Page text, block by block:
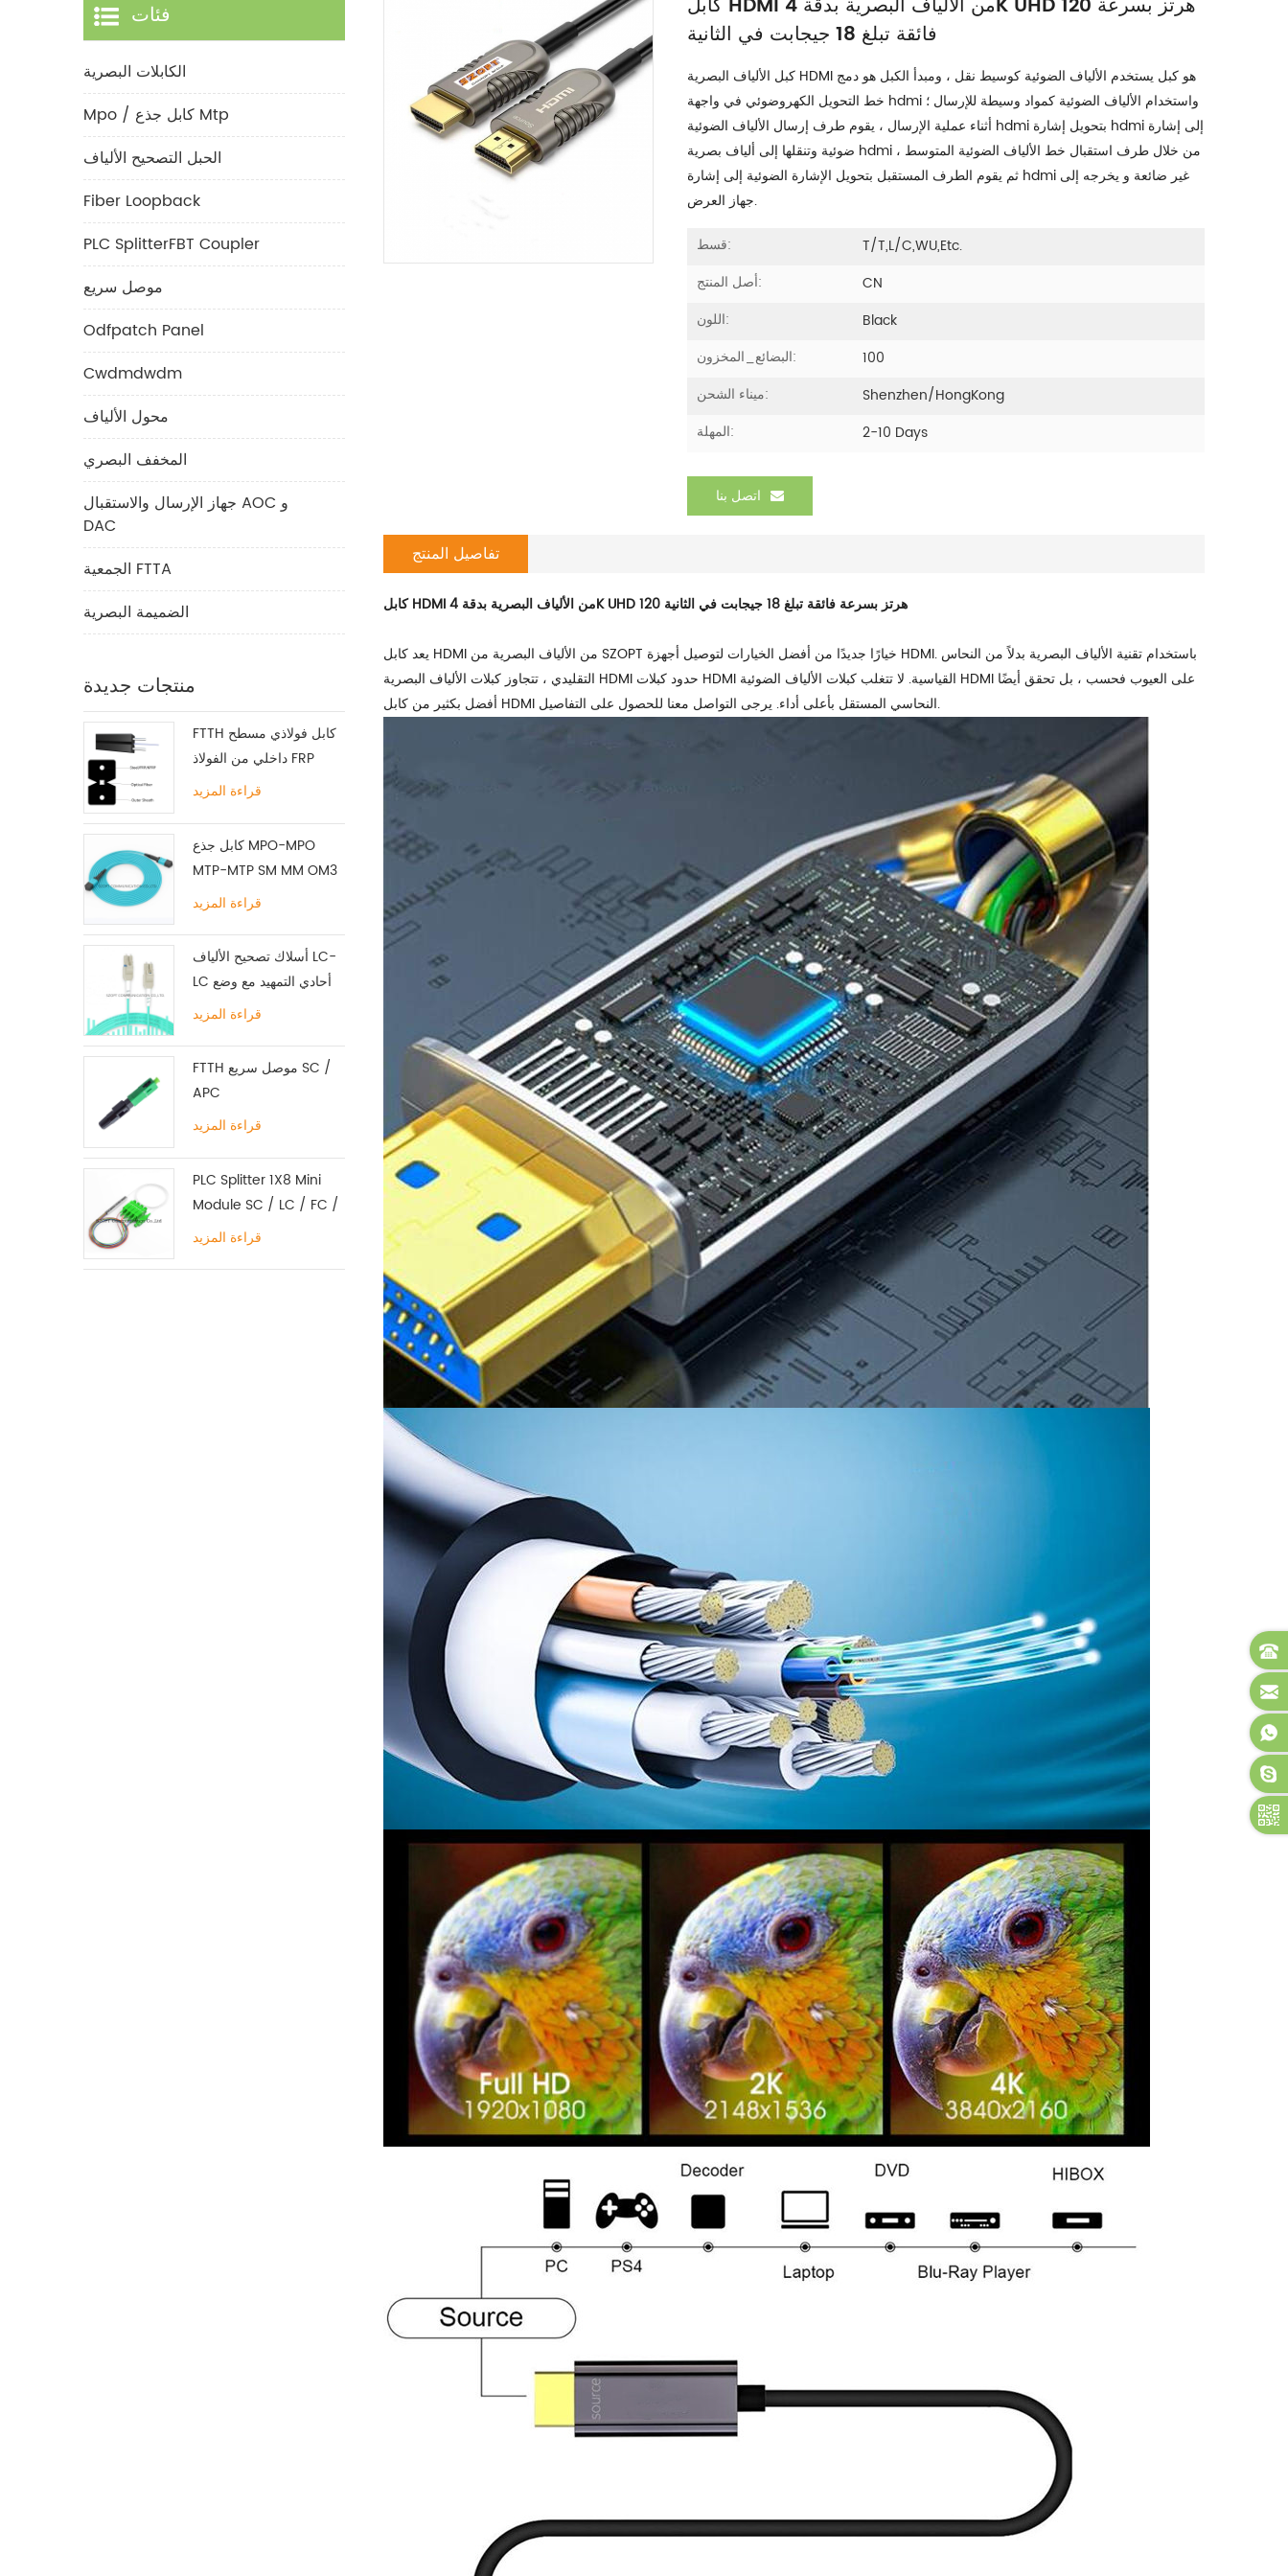
فئات
الكابلات البصرية
Mpo / كابل جذع Mtp
الحبل التصحيح الألياف
Fiber Loopback
PLC SplitterFBT Coupler
موصل سريع
Odfpatch Panel
Cwdmdwdm
محول الألياف
المخفف البصري
جهاز الإرسال والاستقبال AOC و
DAC
الجمعية FTTA
الضميمة البصرية
منتجات جديدة
FTTH كابل فولاذي مسطح
داخلي من الفولاذ FRP
KFRP
قراءة المزيد
كابل جذع MPO-MPO
MTP-MTP SM MM OM3
OM4 OM5 12/16 / 24C
قراءة المزيد
أسلاك تصحيح الألياف LC-
LC أحادي التمهيد مع وضع
علامة تبويب واحدة متعددة
قراءة المزيد
FTTH موصل سريع SC /
APC
قراءة المزيد
PLC Splitter 1X8 Mini
Module SC / LC / FC /
ST UPC APC
قراءة المزيد
كابل HDMI من الألياف البصرية بدقة 4K UHD 120 هرتز بسرعة
فائقة تبلغ 18 جيجابت في الثانية
كبل الألياف البصرية HDMI هو كبل يستخدم الألياف الضوئية كوسيط نقل ، ومبدأ الكبل هو دمج
خط التحويل الكهروضوئي في واجهة hdmi واستخدام الألياف الضوئية كمواد وسيطة للإرسال ؛
أثناء عملية الإرسال ، يقوم طرف إرسال الألياف الضوئية hdmi بتحويل إشارة hdmi إلى إشارة
ضوئية وتنقلها إلى ألياف بصرية hdmi من خلال طرف استقبال خط الألياف الضوئية المتوسط ​​،
ثم يقوم الطرف المستقبل بتحويل الإشارة الضوئية إلى إشارة hdmi غير ضائعة و يخرجه إلى
جهاز العرض.
قسط:
T/T,L/C,WU,etc.
أصل المنتج:
CN
اللون:
Black
البضائع_المخزون:
100
ميناء الشحن:
Shenzhen/HongKong
المهلة:
2-10 Days
اتصل بنا
تفاصيل المنتج
كابل HDMI من الألياف البصرية بدقة 4K UHD 120 هرتز بسرعة فائقة تبلغ 18 جيجابت في الثانية
يعد كابل HDMI من الألياف البصرية من SZOPT خيارًا جديدًا من أفضل الخيارات لتوصيل أجهزة HDMI. باستخدام تقنية الألياف البصرية بدلاً من النحاس
التقليدي ، تتجاوز كبلات الألياف البصرية HDMI حدود كبلات HDMI القياسية. لا تتغلب كبلات الألياف الضوئية HDMI على العيوب فحسب ، بل تحقق أيضًا
أفضل بكثير من كابل HDMI النحاسي المستقل بأعلى أداء. يرجى التواصل معنا للحصول على التفاصيل.